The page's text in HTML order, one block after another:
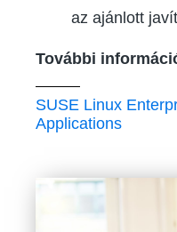
az ajánlott
További
SUSE Linux
Applications